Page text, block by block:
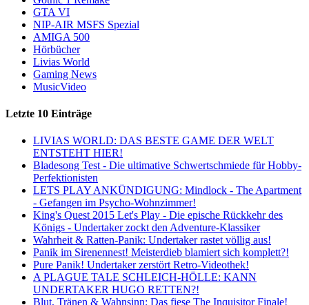
GTA VI
NIP-AIR MSFS Spezial
AMIGA 500
Hörbücher
Livias World
Gaming News
MusicVideo
Letzte 10 Einträge
LIVIAS WORLD: DAS BESTE GAME DER WELT
ENTSTEHT HIER!
Bladesong Test - Die ultimative Schwertschmiede für Hobby-
Perfektionisten
LETS PLAY ANKÜNDIGUNG: Mindlock - The Apartment
- Gefangen im Psycho-Wohnzimmer!
King's Quest 2015 Let's Play - Die epische Rückkehr des
Königs - Undertaker zockt den Adventure-Klassiker
Wahrheit & Ratten-Panik: Undertaker rastet völlig aus!
Panik im Sirenennest! Meisterdieb blamiert sich komplett?!
Pure Panik! Undertaker zerstört Retro-Videothek!
A PLAGUE TALE SCHLEICH-HÖLLE: KANN
UNDERTAKER HUGO RETTEN?!
Blut, Tränen & Wahnsinn: Das fiese The Inquisitor Finale!